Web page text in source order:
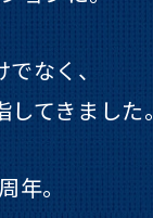
なく、
てきました。
。